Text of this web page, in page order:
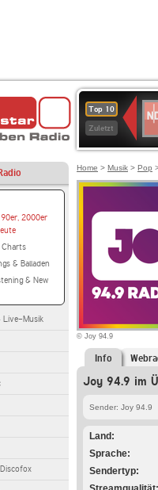
Top 10
Zuletzt
2
2000er
Charts
& Balladen
& New
Live-Musik
Home > Musik > Pop
© Joy 94.9
Info
Joy 94.9 im
Sender: Joy 94.9
Land
Sprache
Sendertyp